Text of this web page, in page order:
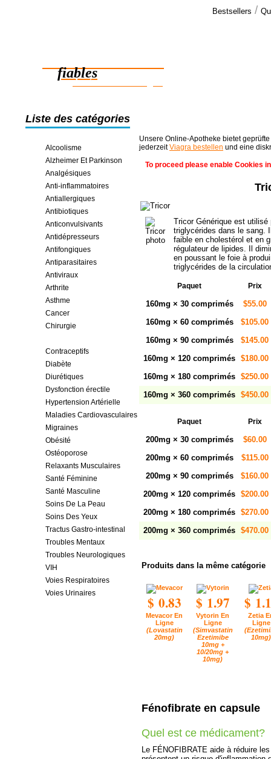
Bestsellers /
fiables
des économies en ligne
Liste des catégories
Alcoolisme
Alzheimer Et Parkinson
Analgésiques
Anti-inflammatoires
Antiallergiques
Antibiotiques
Anticonvulsivants
Antidépresseurs
Antifongiques
Antiparasitaires
Antiviraux
Arthrite
Asthme
Cancer
Chirurgie
Contraceptifs
Diabète
Diurétiques
Dysfonction érectile
Hypertension Artérielle
Maladies Cardiovasculaires
Migraines
Obésité
Ostéoporose
Relaxants Musculaires
Santé Féminine
Santé Masculine
Soins De La Peau
Soins Des Yeux
Tractus Gastro-intestinal
Troubles Mentaux
Troubles Neurologiques
VIH
Voies Respiratoires
Voies Urinaires
Unsere Online-Apotheke bietet
jederzeitViagra bestellen und eine
To proceed please enable Cookies
Tricor Générique est
triglycérides dans le sang.
faible en cholestérol et en
régulateur de lipides. Il
en poussant le foie à
triglycérides de la
Paquet Prix
160mg × 30 comprimés
$55.00
160mg × 60 comprimés
$105.00
160mg × 90 comprimés
$145.00
160mg × 120 comprimés $180.00
160mg × 180 comprimés $250.00
160mg × 360 comprimés $450.00
Paquet Prix
200mg × 30 comprimés
$60.00
200mg × 60 comprimés
$115.00
200mg × 90 comprimés
$160.00
200mg × 120 comprimés $200.00
200mg × 180 comprimés $270.00
200mg × 360 comprimés $470.00
Produits dans la même catégorie
$ 0.83
Mevacor En
Ligne
(Lovastatin
20mg)
$ 1.97
Vytorin En
Ligne
(Simvastatin
Ezetimibe
10mg +
10/20mg +
10mg)
$
Zetia
Ligne
10mg)
Fénofibrate en capsule
Quel est ce médicament?
Le FÉNOFIBRATE aide à réduire